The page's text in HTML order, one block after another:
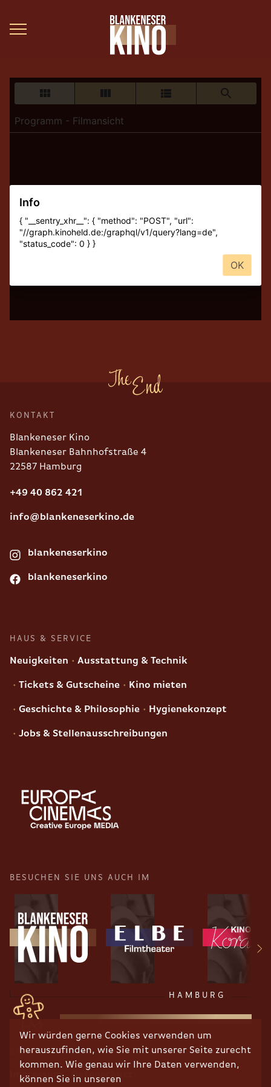
Wir würden gerne Cookies verwenden um
herauszufinden, wie Sie mit unserer Seite zurecht
kommen. Wie genau wir Ihre Daten verwenden,
können Sie in unseren
KONTAKT
Blankeneser Kino
Blankeneser Bahnhofstraße 4
22587 Hamburg
+49 40 862 421
info@blankeneserkino.de
blankeneserkino
blankeneserkino
HAUS & SERVICE
Neuigkeiten Ausstattung & Technik
Tickets & Gutscheine Kino mieten
Geschichte & Philosophie Hygienekonzept
Jobs & Stellenausschreibungen
BESUCHEN SIE UNS AUCH IM
HAMBURG
RECHTLICHES
Impressum Datenschutz